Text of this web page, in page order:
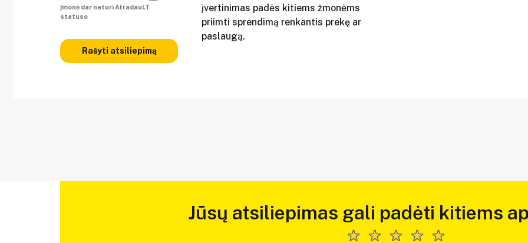
Įmonė dar neturi AtradauLT
statuso
Rašyti atsiliepimą
įvertinimas padės kitiems žmonėms
priimti sprendimą renkantis prekę ar
paslaugą.
Jūsų atsiliepimas gali padėti kitiems